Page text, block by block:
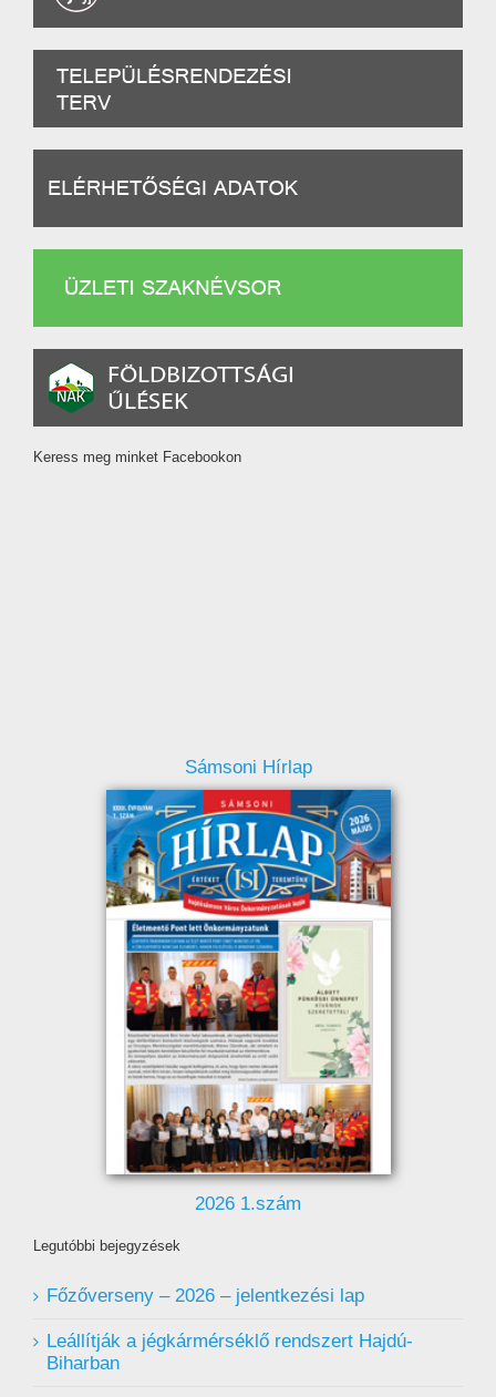
Keress meg minket Facebookon
Sámsoni Hírlap
2026 1.szám
Legutóbbi bejegyzések
Főzőverseny – 2026 – jelentkezési lap
Leállítják a jégkármérséklő rendszert Hajdú-
Biharban